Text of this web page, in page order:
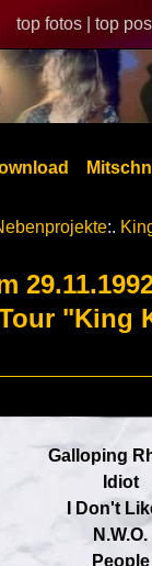
top fotos | top
:.
"King
Galloping
Idiot
I Don't
N.W.O.
People